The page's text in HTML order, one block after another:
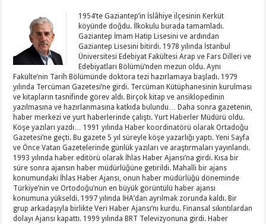
1954’te Gaziantep’in İslâhiye ilçesinin Kerküt
köyünde doğdu. İlkokulu burada tamamladı.
Gaziantep İmam Hatip Lisesini ve ardından
Gaziantep Lisesini bitirdi. 1978 yılında İstanbul
Üniversitesi Edebiyat Fakültesi Arap ve Fars Dilleri ve
Edebiyatları Bölümü’nden mezun oldu. Aynı
Fakülte’nin Tarih Bölümünde doktora tezi hazırlamaya başladı. 1979
yılında Tercüman Gazetesi’ne girdi. Tercüman Kütüphanesinin kurulması
ve kitapların tasnifinde görev aldı. Birçok kitap ve ansiklopedinin
yazılmasına ve hazırlanmasına katkıda bulundu… Daha sonra gazetenin,
haber merkezi ve yurt haberlerinde çalıştı. Yurt Haberler Müdürü oldu.
Köşe yazıları yazdı… 1991 yılında Haber koordinatörü olarak Ortadoğu
Gazetesi’ne geçti. Bu gazete 5 yıl süreyle köşe yazarlığı yaptı. Yeni Sayfa
ve Önce Vatan Gazetelerinde günlük yazıları ve araştırmaları yayınlandı.
1993 yılında haber editörü olarak İhlas Haber Ajansı’na girdi. Kısa bir
süre sonra ajansın haber müdürlüğüne getirildi. Mahalli bir ajans
konumundaki İhlas Haber Ajansı, onun haber müdürlüğü döneminde
Türkiye’nin ve Ortodoğu’nun en büyük görüntülü haber ajansı
konumuna yükseldi. 1997 yılında İHA’dan ayrılmak zorunda kaldı. Bir
grup arkadaşıyla birlikte Veri Haber Ajansı’nı kurdu. Finansal sıkıntılardan
dolayı Ajansı kapattı. 1999 yılında BRT Televizyonuna girdi. Haber